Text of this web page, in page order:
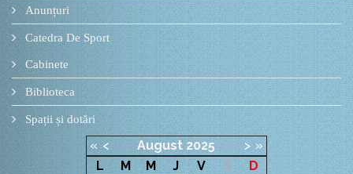
Anunțuri
Catedra De Sport
Cabinete
Biblioteca
Spații și dotări
« < August 2025 > »
L
M M J V S
D